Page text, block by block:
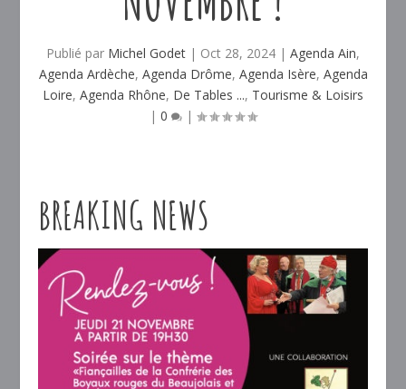
Publié par Michel Godet | Oct 28, 2024 | Agenda Ain,
Agenda Ardèche, Agenda Drôme, Agenda Isère, Agenda
Loire, Agenda Rhône, De Tables ..., Tourisme & Loisirs
| 0 |
BREAKING NEWS